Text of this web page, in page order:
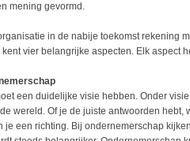
mening gevormd.
in de nabije toekomst rekening
kent vier belangrijke aspecten. Elk aspect
een duidelijke visie hebben. Onder
wereld. Of je de juiste antwoorden
je een richting. Bij ondernemerschap